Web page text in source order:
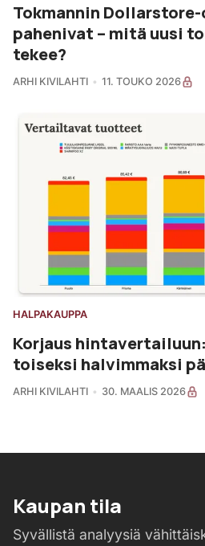
Tokmannin
pahenivat – mitä uusi
tekee?
ARHI KIVILAHTI 11. TOUKO 2026
HALPAKAUPPA
Korjaus
toiseksi halvimmaksi
ARHI KIVILAHTI 30. MAALIS 2026
Kaupan tila
Syvällistä analyysiä